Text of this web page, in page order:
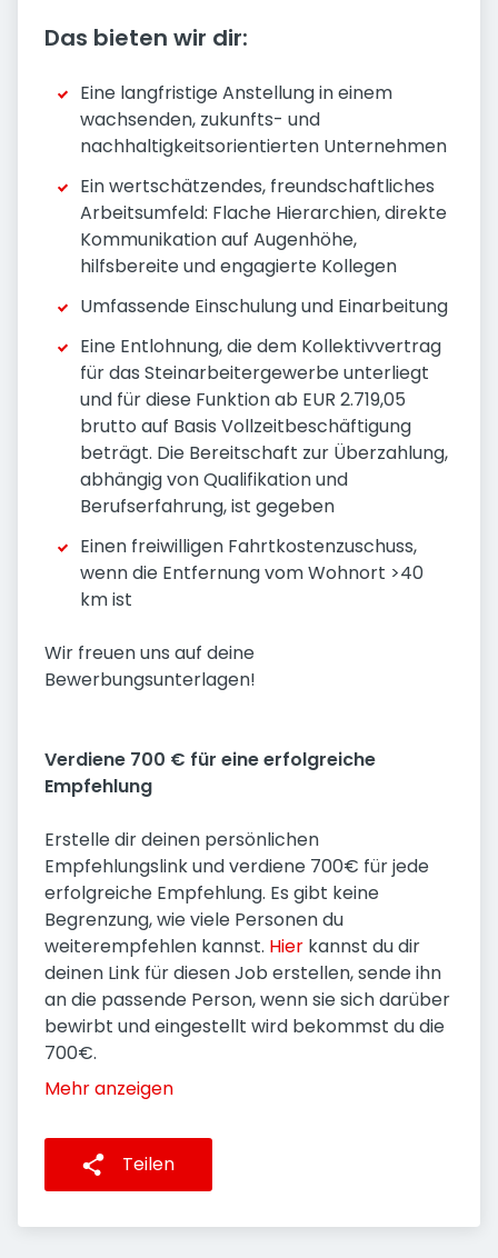
Das bieten wir dir:
Eine langfristige Anstellung in einem
wachsenden, zukunfts- und
nachhaltigkeitsorientierten Unternehmen
Ein wertschätzendes, freundschaftliches
Arbeitsumfeld: Flache Hierarchien, direkte
Kommunikation auf Augenhöhe,
hilfsbereite und engagierte Kollegen
Umfassende Einschulung und Einarbeitung
Eine Entlohnung, die dem Kollektivvertrag
für das Steinarbeitergewerbe unterliegt
und für diese Funktion ab EUR 2.719,05
brutto auf Basis Vollzeitbeschäftigung
beträgt. Die Bereitschaft zur Überzahlung,
abhängig von Qualifikation und
Berufserfahrung, ist gegeben
Einen freiwilligen Fahrtkostenzuschuss,
wenn die Entfernung vom Wohnort >40
km ist
Wir freuen uns auf deine
Bewerbungsunterlagen!
Verdiene 700 € für eine erfolgreiche
Empfehlung
Erstelle dir deinen persönlichen
Empfehlungslink und verdiene 700€ für jede
erfolgreiche Empfehlung. Es gibt keine
Begrenzung, wie viele Personen du
weiterempfehlen kannst. Hier kannst du dir
deinen Link für diesen Job erstellen, sende ihn
an die passende Person, wenn sie sich darüber
bewirbt und eingestellt wird bekommst du die
700€.
Mehr anzeigen
Teilen